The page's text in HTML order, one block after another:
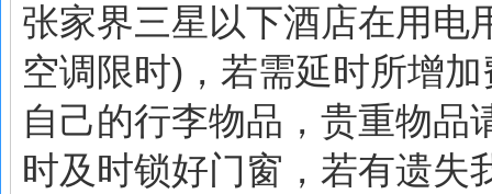
张家界三星以下酒店在用电
空调限时)，若需延时所增
自己的行李物品，贵重物品
时及时锁好门窗，若有遗失